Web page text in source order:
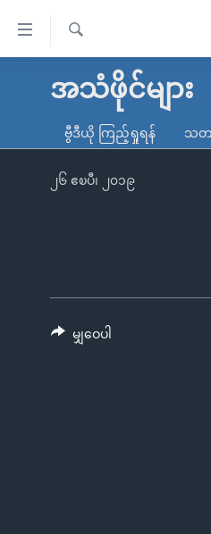
လွယ်ကူ
သည့်
မူလစာမျက်နှာ
ကမ္ဘာ့သတင်းများ
နိုင်ငံတကာ
မကြေးမုံရဲ့ အင်္ဂလိပ်စာ
ရေဒီယို
ရေဒီယိုနှင့်ရုပ်သံ အချက်အလက်မျ
ရ
အသံဖိုင်များ
ဗွီဒီယို ကြည့်ရှုရန် သတ
၂၆ ဧၿပီ၊ ၂၀၁၉
မျှဝေပါ